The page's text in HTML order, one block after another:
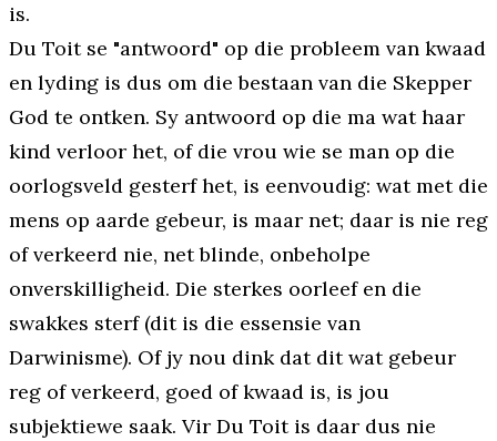
is.
Du Toit se "antwoord" op die probleem van kwaad
en lyding is dus om die bestaan van die Skepper
God te ontken. Sy antwoord op die ma wat haar
kind verloor het, of die vrou wie se man op die
oorlogsveld gesterf het, is eenvoudig: wat met die
mens op aarde gebeur, is maar net; daar is nie reg
of verkeerd nie, net blinde, onbeholpe
onverskilligheid. Die sterkes oorleef en die
swakkes sterf (dit is die essensie van
Darwinisme). Of jy nou dink dat dit wat gebeur
reg of verkeerd, goed of kwaad is, is jou
subjektiewe saak. Vir Du Toit is daar dus nie